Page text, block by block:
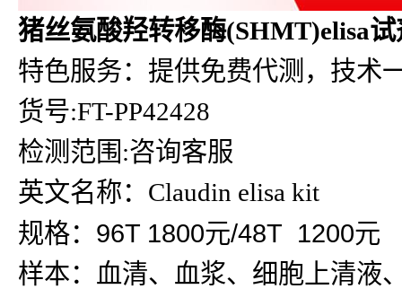
猪丝氨酸羟转移酶(SHMT)elisa试
特色服务：提供免费代测，技术
货号:FT-PP42428
检测范围:咨询客服
英文名称：Claudin elisa kit
规格：96T 1800元/48T 1200元
样本：血清、血浆、细胞上清液